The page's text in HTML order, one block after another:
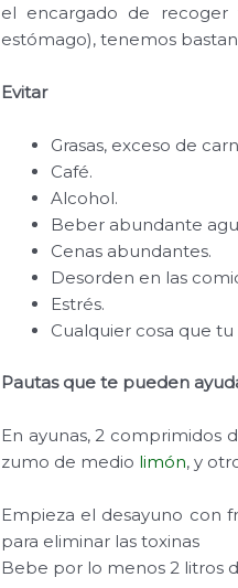
el encargado de recoger
estómago), tenemos
Evitar
Grasas, exceso de
Café.
Alcohol.
Beber abundante
Cenas abundantes.
Desorden en las
Estrés.
Cualquier cosa que
Pautas que te pueden
En ayunas, 2 comprimidos
zumo de medio limón, y
Empieza el desayuno con
para eliminar las toxinas
Bebe por lo menos 2 litros